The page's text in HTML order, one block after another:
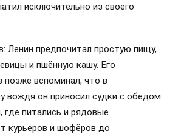
исключительно из своего
Ленин предпочитал простую пищу,
и пшённую кашу. Его
вспоминал, что в
вождя он приносил судки с обедом
питались и рядовые
курьеров и шофёров до